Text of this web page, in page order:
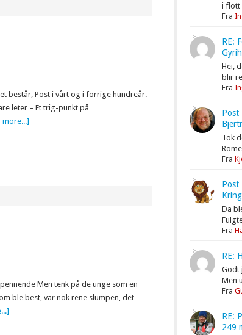
består, Post i vårt og i forrige hundreår.
leter – Et trig-punkt på
more...]
Men tenk på de unge som en
ble best, var nok rene slumpen, det
i flott
Fra
RE:
Hei,
blir
Fra
Post
Tok
Fra
Post
Da
Fra
RE:
Godt
Men
Fra
RE:
249